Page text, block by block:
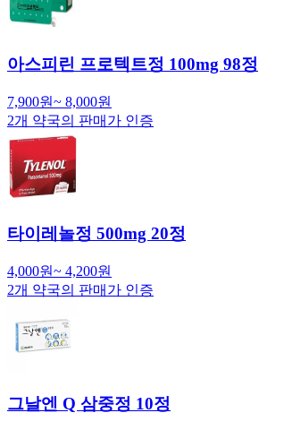
아스피린 프로텍트정 100mg 98정
7,900원~ 8,000원
2개 약국의 판매가 인증
타이레놀정 500mg 20정
4,000원~ 4,200원
2개 약국의 판매가 인증
그날엔 Q 삼중정 10정